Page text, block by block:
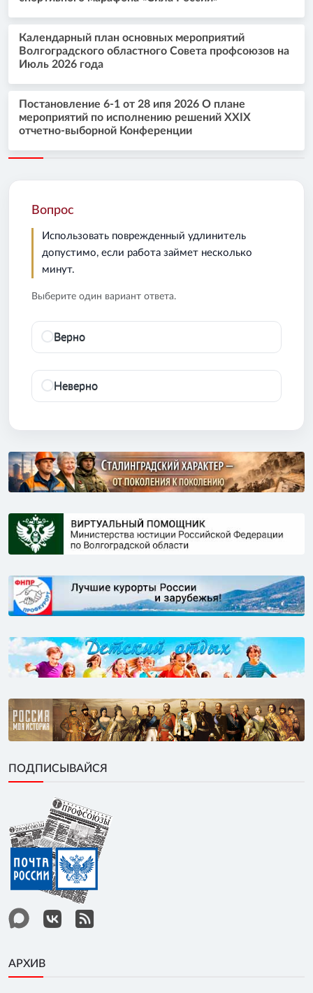
Календарный план основных мероприятий
Волгоградского областного Совета профсоюзов на
Июль 2026 года
Постановление 6-1 от 28 ипя 2026 О плане
мероприятий по исполнению решений XXIX
отчетно-выборной Конференции
Вопрос
Использовать поврежденный удлинитель
допустимо, если работа займет несколько
минут.
Выберите один вариант ответа.
Верно
Неверно
ПОДПИСЫВАЙСЯ
АРХИВ